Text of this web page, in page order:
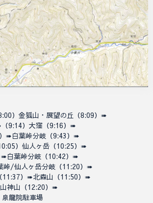
）金狐山・ 展望の丘（8:09）➠
（9:14）大窪（9:16）➠
➠白葉峠分岐（9:43）➠
） 仙人ヶ岳（10:25）➠
白葉峠分岐（10:42）➠
峠/仙人ヶ岳分岐（11:20）➠
11:37）➠北森山（11:50）➠
山神山（12:20）➠
龍院駐車場